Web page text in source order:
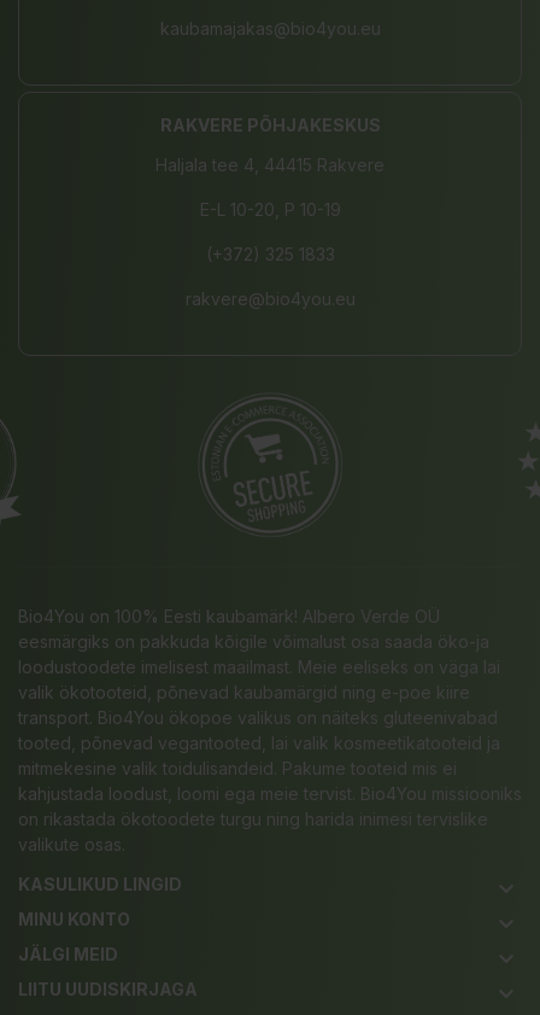
kaubamajakas@bio4you.eu
RAKVERE PÕHJAKESKUS
Haljala tee 4, 44415 Rakvere
E-L 10-20, P 10-19
(+372) 325 1833
rakvere@bio4you.eu
Bio4You on 100% Eesti kaubamärk! Albero Verde OÜ
eesmärgiks on pakkuda kõigile võimalust osa saada öko-ja
loodustoodete imelisest maailmast. Meie eeliseks on väga lai
valik ökotooteid, põnevad kaubamärgid ning e-poe kiire
transport. Bio4You ökopoe valikus on näiteks gluteenivabad
tooted, põnevad vegantooted, lai valik kosmeetikatooteid ja
mitmekesine valik toidulisandeid. Pakume tooteid mis ei
kahjustada loodust, loomi ega meie tervist. Bio4You missiooniks
on rikastada ökotoodete turgu ning harida inimesi tervislike
valikute osas.
KASULIKUD LINGID
keyboard_arrow_down
MINU KONTO keyboard_arrow_down
JÄLGI MEID keyboard_arrow_down
LIITU UUDISKIRJAGA keyboard_arrow_down